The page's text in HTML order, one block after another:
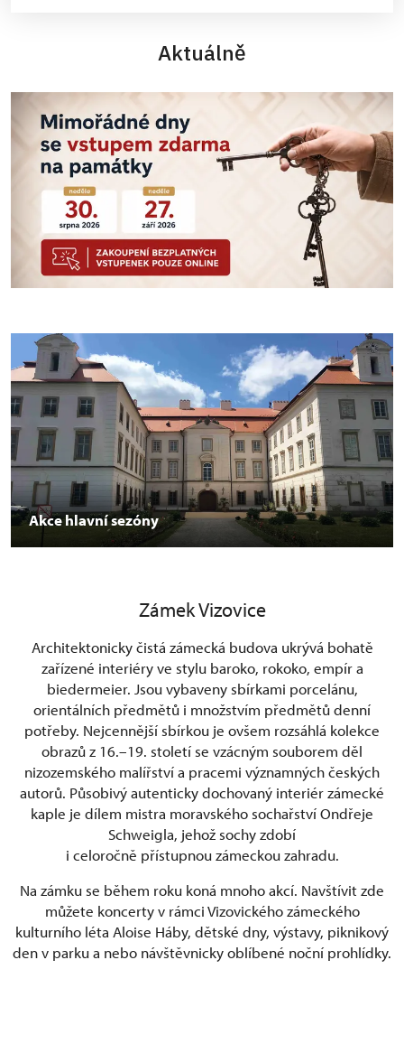
Aktuálně
Akce hlavní sezóny
Zámek Vizovice
Architektonicky čistá zámecká budova ukrývá bohatě
zařízené interiéry ve stylu baroko, rokoko, empír a
biedermeier. Jsou vybaveny sbírkami porcelánu,
orientálních předmětů i množstvím předmětů denní
potřeby. Nejcennější sbírkou je ovšem rozsáhlá kolekce
obrazů z 16.–19. století se vzácným souborem děl
nizozemského malířství a pracemi významných českých
autorů. Působivý autenticky dochovaný interiér zámecké
kaple je dílem mistra moravského sochařství Ondřeje
Schweigla, jehož sochy zdobí
i celoročně přístupnou zámeckou zahradu.
Na zámku se během roku koná mnoho akcí. Navštívit zde
můžete koncerty v rámci Vizovického zámeckého
kulturního léta Aloise Háby, dětské dny, výstavy, piknikový
den v parku a nebo návštěvnicky oblíbené noční prohlídky.